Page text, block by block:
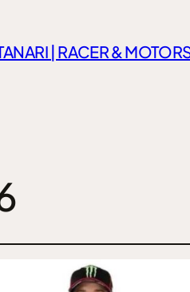
| RACER &